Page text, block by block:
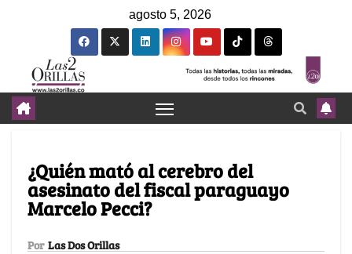
agosto 5, 2026
¿Quién mató al cerebro del
asesinato del fiscal paraguayo
Marcelo Pecci?
Por Las Dos Orillas